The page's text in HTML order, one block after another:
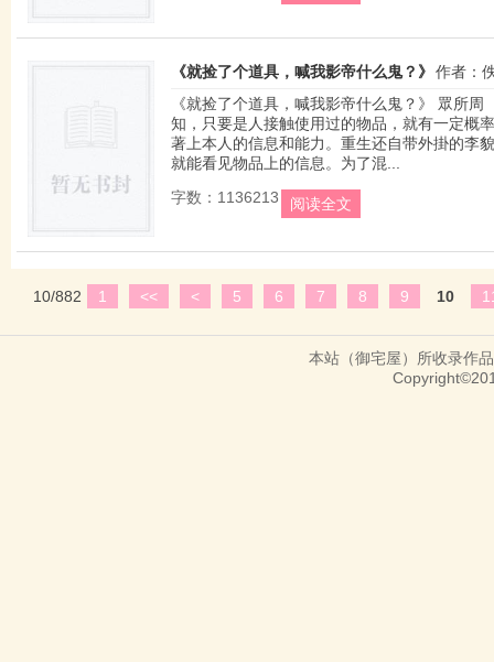
《就捡了个道具，喊我影帝什么鬼？》 作者：
《就捡了个道具，喊我影帝什么鬼？》 眾所周
知，只要是人接触使用过的物品，就有一定概
著上本人的信息和能力。重生还自带外掛的李
就能看见物品上的信息。为了混...
字数：1136213
阅读全文
10/882 1 << < 5 6 7 8 9 10
本站（御宅屋）所收录作